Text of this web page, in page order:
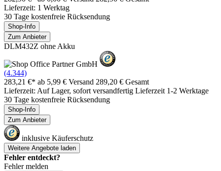
Lieferzeit: 1 Werktag
30 Tage kostenfreie Rücksendung
Shop-Info
Zum Anbieter
DLM432Z ohne Akku
(4.344)
283,21 €* ab 5,99 € Versand 289,20 € Gesamt
Lieferzeit: Auf Lager, sofort versandfertig Lieferzeit 1-2 Werktage
30 Tage kostenfreie Rücksendung
Shop-Info
Zum Anbieter
inklusive Käuferschutz
Weitere Angebote laden
Fehler entdeckt?
Fehler melden